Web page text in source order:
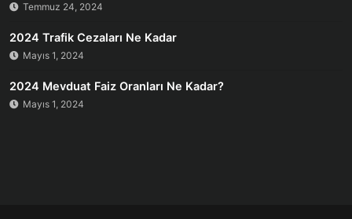
Temmuz 24, 2024
2024 Trafik Cezaları Ne Kadar
Mayıs 1, 2024
2024 Mevduat Faiz Oranları Ne Kadar?
Mayıs 1, 2024